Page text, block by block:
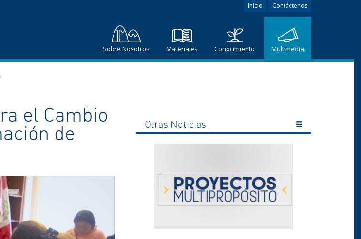
Inicio Contáctenos
Sobre Nosotros Materiales Conocimiento Multimedia
el Cambio
de Otras Noticias